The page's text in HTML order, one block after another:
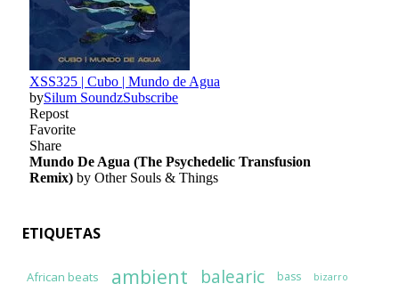
ETIQUETAS
African beats ambient balearic bass bizarro